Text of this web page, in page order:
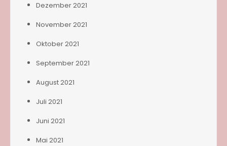
Dezember 2021
November 2021
Oktober 2021
September 2021
August 2021
Juli 2021
Juni 2021
Mai 2021